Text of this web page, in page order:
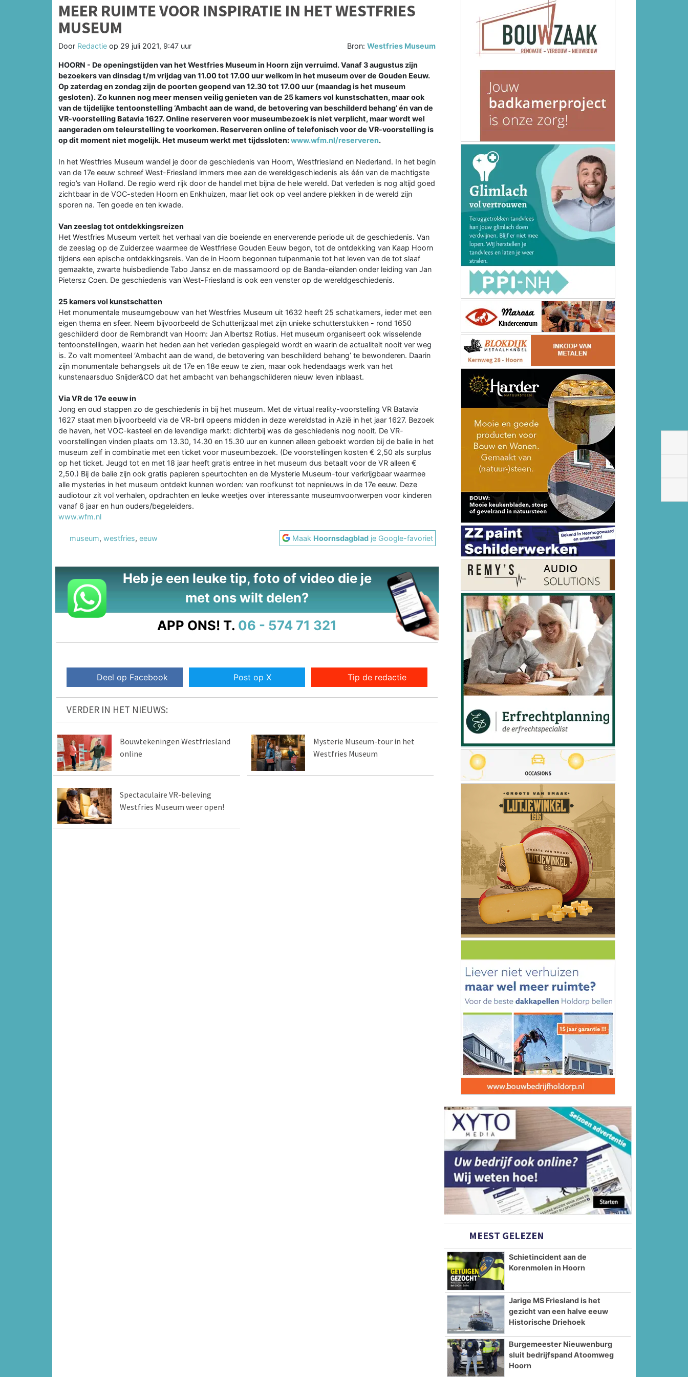
MEER RUIMTE VOOR INSPIRATIE IN HET WESTFRIES
MUSEUM
Door Redactie op 29 juli 2021, 9:47 uur Bron:Westfries Museum
HOORN - De openingstijden van het Westfries Museum in Hoorn zijn verruimd. Vanaf 3 augustus zijn
bezoekers van dinsdag t/m vrijdag van 11.00 tot 17.00 uur welkom in het museum over de Gouden Eeuw.
Op zaterdag en zondag zijn de poorten geopend van 12.30 tot 17.00 uur (maandag is het museum
gesloten). Zo kunnen nog meer mensen veilig genieten van de 25 kamers vol kunstschatten, maar ook
van de tijdelijke tentoonstelling ‘Ambacht aan de wand, de betovering van beschilderd behang’ én van de
VR-voorstelling Batavia 1627. Online reserveren voor museumbezoek is niet verplicht, maar wordt wel
aangeraden om teleurstelling te voorkomen. Reserveren online of telefonisch voor de VR-voorstelling is
op dit moment niet mogelijk. Het museum werkt met tijdssloten:www.wfm.nl/reserveren.
In het Westfries Museum wandel je door de geschiedenis van Hoorn, Westfriesland en Nederland. In het begin
van de 17e eeuw schreef West-Friesland immers mee aan de wereldgeschiedenis als één van de machtigste
regio’s van Holland. De regio werd rijk door de handel met bijna de hele wereld. Dat verleden is nog altijd goed
zichtbaar in de VOC-steden Hoorn en Enkhuizen, maar liet ook op veel andere plekken in de wereld zijn
sporen na. Ten goede en ten kwade.
Van zeeslag tot ontdekkingsreizen
Het Westfries Museum vertelt het verhaal van die boeiende en enerverende periode uit de geschiedenis. Van
de zeeslag op de Zuiderzee waarmee de Westfriese Gouden Eeuw begon, tot de ontdekking van Kaap Hoorn
tijdens een epische ontdekkingsreis. Van de in Hoorn begonnen tulpenmanie tot het leven van de tot slaaf
gemaakte, zwarte huisbediende Tabo Jansz en de massamoord op de Banda-eilanden onder leiding van Jan
Pietersz Coen. De geschiedenis van West-Friesland is ook een venster op de wereldgeschiedenis.
25 kamers vol kunstschatten
Het monumentale museumgebouw van het Westfries Museum uit 1632 heeft 25 schatkamers, ieder met een
eigen thema en sfeer. Neem bijvoorbeeld de Schutterijzaal met zijn unieke schutterstukken - rond 1650
geschilderd door de Rembrandt van Hoorn: Jan Albertsz Rotius. Het museum organiseert ook wisselende
tentoonstellingen, waarin het heden aan het verleden gespiegeld wordt en waarin de actualiteit nooit ver weg
is. Zo valt momenteel ‘Ambacht aan de wand, de betovering van beschilderd behang’ te bewonderen. Daarin
zijn monumentale behangsels uit de 17e en 18e eeuw te zien, maar ook hedendaags werk van het
kunstenaarsduo Snijder&CO dat het ambacht van behangschilderen nieuw leven inblaast.
Via VR de 17e eeuw in
Jong en oud stappen zo de geschiedenis in bij het museum. Met de virtual reality-voorstelling VR Batavia
1627 staat men bijvoorbeeld via de VR-bril opeens midden in deze wereldstad in Azië in het jaar 1627. Bezoek
de haven, het VOC-kasteel en de levendige markt: dichterbij was de geschiedenis nog nooit. De VR-
voorstellingen vinden plaats om 13.30, 14.30 en 15.30 uur en kunnen alleen geboekt worden bij de balie in het
museum zelf in combinatie met een ticket voor museumbezoek. (De voorstellingen kosten € 2,50 als surplus
op het ticket. Jeugd tot en met 18 jaar heeft gratis entree in het museum dus betaalt voor de VR alleen €
2,50.) Bij de balie zijn ook gratis papieren speurtochten en de Mysterie Museum-tour verkrijgbaar waarmee
alle mysteries in het museum ontdekt kunnen worden: van roofkunst tot nepnieuws in de 17e eeuw. Deze
audiotour zit vol verhalen, opdrachten en leuke weetjes over interessante museumvoorwerpen voor kinderen
vanaf 6 jaar en hun ouders/begeleiders.
www.wfm.nl
museum, westfries, eeuw Maak Hoornsdagblad je Google-favoriet
Heb je een leuke tip, foto of video die je
met ons wilt delen?
APP ONS! T. 06 - 574 71 321
Deel op Facebook Post op X Tip de redactie
VERDER IN HET NIEUWS:
Bouwtekeningen Westfriesland
online
Mysterie Museum-tour in het
Westfries Museum
Spectaculaire VR-beleving
Westfries Museum weer open!
MEEST GELEZEN
Schietincident aan de
Korenmolen in Hoorn
Jarige MS Friesland is het
gezicht van een halve eeuw
Historische Driehoek
Burgemeester Nieuwenburg
sluit bedrijfspand Atoomweg
Hoorn